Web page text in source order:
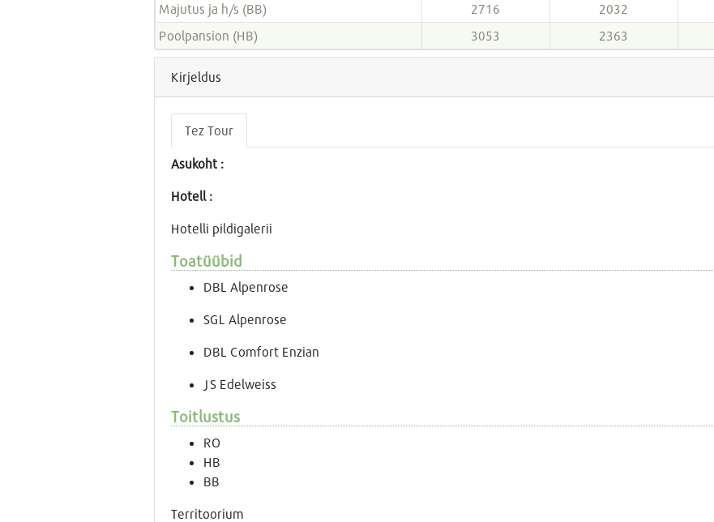
Majutus ja h/s (BB)
2716 2032
Poolpansion (HB)
3053 2363
Kirjeldus
Tez Tour
Asukoht :
Hotell :
Hotelli pildigalerii
Toatüübid
DBL Alpenrose
SGL Alpenrose
DBL Comfort Enzian
JS Edelweiss
Toitlustus
RO
HB
BB
Territoorium